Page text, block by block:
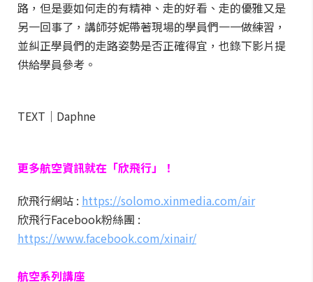
路，但是要如何走的有精神、走的好看、走的優雅又是
另一回事了，講師芬妮帶著現場的學員們一一做練習，
並糾正學員們的走路姿勢是否正確得宜，也錄下影片提
供給學員參考。
TEXT│Daphne
更多航空資訊就在「欣飛行」！
欣飛行網站 : https://solomo.xinmedia.com/air
欣飛行Facebook粉絲團 :
https://www.facebook.com/xinair/
航空系列講座